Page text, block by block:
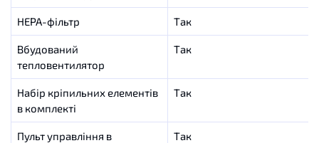
HEPA-фільтр Так
Вбудований
тепловентилятор
Так
Набір кріпильних елементів
в комплекті
Так
Пульт управління в
Так